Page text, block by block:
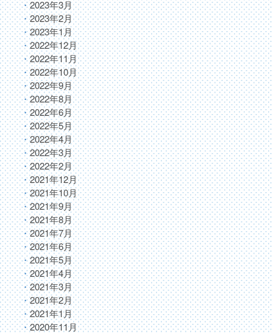
2023年3月
2023年2月
2023年1月
2022年12月
2022年11月
2022年10月
2022年9月
2022年8月
2022年6月
2022年5月
2022年4月
2022年3月
2022年2月
2021年12月
2021年10月
2021年9月
2021年8月
2021年7月
2021年6月
2021年5月
2021年4月
2021年3月
2021年2月
2021年1月
2020年11月